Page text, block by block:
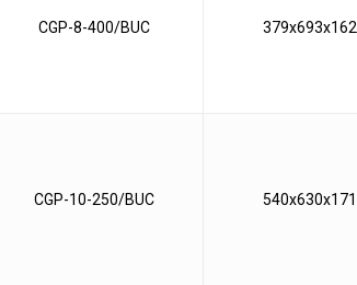
CGP-8-400/BUC 379x693x162
CGP-10-250/BUC 540x630x171